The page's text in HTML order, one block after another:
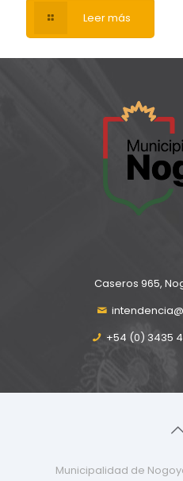
Leer más
Caseros 965,
+54 (0) 3435
Municipalidad de